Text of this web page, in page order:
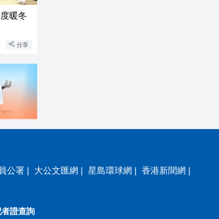
暖冬
分享
公署 | 大公文匯網 | 星島環球網 | 香港新聞網 |
證查詢